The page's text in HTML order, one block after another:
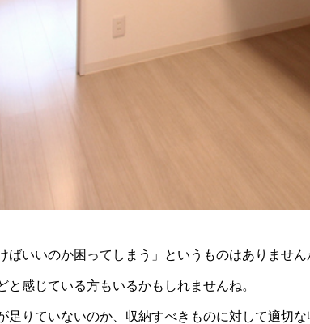
ばいいのか困ってしまう」というものはありま
感じている方もいるかもしれませんね。
足りていないのか、収納すべきものに対して適切